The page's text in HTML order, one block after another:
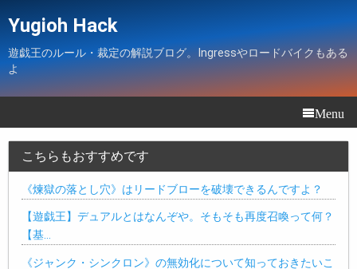
Yugioh Hack
遊戯王のルール・裁定の解説ブログ。Ingressやロードバイクもある
よ
Menu
こちらもおすすめです
《煉獄の落とし穴》はリードブローを破壊できるんですよ？
【遊戯王】デュアルとはなんぞや。そもそも再度召喚って何？
【基…
《ジャンク・シンクロン》の無効化について知っておきたいこ